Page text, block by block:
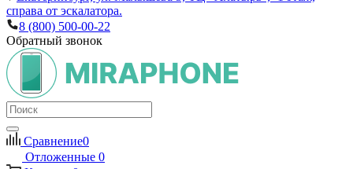
справа от эскалатора.
8 (800) 500-00-22
Обратный звонок
Сравнение0
Отложенные 0